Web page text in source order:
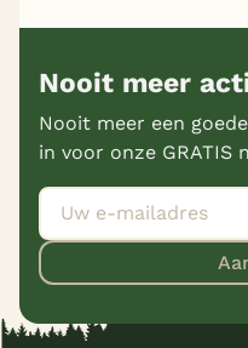
Nooit meer
Nooit meer een
in voor onze GRATIS